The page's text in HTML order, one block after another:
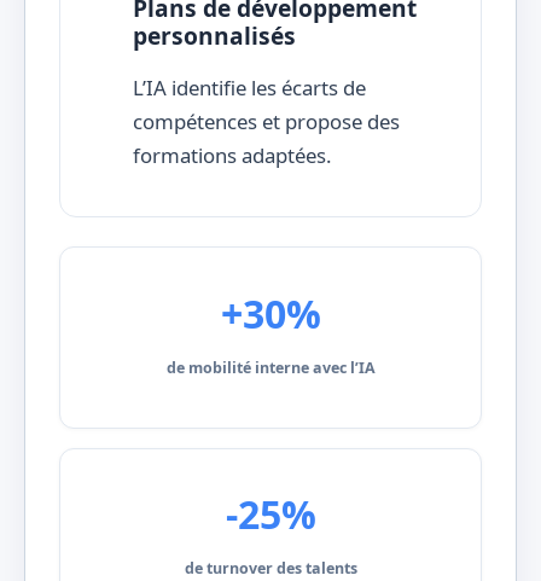
Plans de développement
personnalisés
L’IA identifie les écarts de
compétences et propose des
formations adaptées.
+30%
de mobilité interne avec l’IA
-25%
de turnover des talents